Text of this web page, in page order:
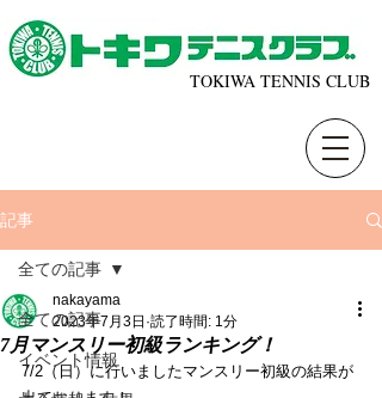
TOKIWA TENNIS CLUB
記事
全ての記事
イベント情報
全ての記事
7月マンスリー初級ランキング！
nakayama
2023年7月3日 読了時間: 1分
7/2（日）に行いましたマンスリー初級の結果が